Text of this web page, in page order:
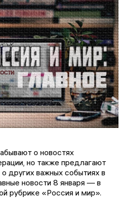
о новостях
но также предлагают
других важных событиях в
новости 8 января — в
рубрике «Россия и мир».